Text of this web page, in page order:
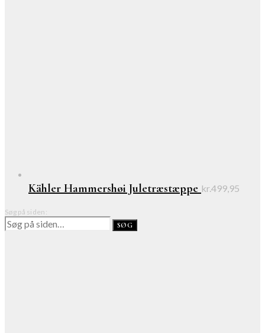
Kähler Hammershøi Juletræstæppe kr.499,95
Søg på siden:
SØG